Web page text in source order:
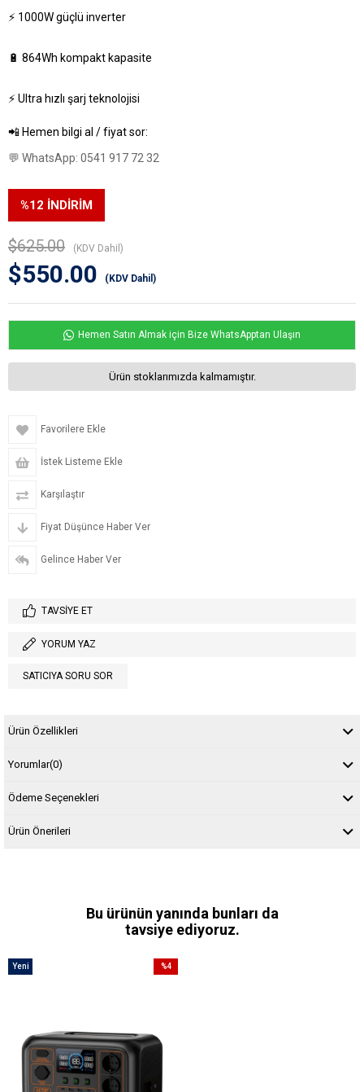
⚡ 1000W güçlü inverter
🔋 864Wh kompakt kapasite
⚡Ultra hızlı şarj teknolojisi
📲 Hemen bilgi al / fiyat sor:
💬 WhatsApp: 0541 917 72 32
%12 İNDIRIM
$625.00 (KDV Dahil)
$550.00 (KDV Dahil)
Hemen Satın Almak için Bize WhatsApptan Ulaşın
Ürün stoklarımızda kalmamıştır.
Favorilere Ekle
İstek Listeme Ekle
Karşılaştır
Fiyat Düşünce Haber Ver
Gelince Haber Ver
TAVSIYE ET
YORUM YAZ
SATICIYA SORU SOR
Ürün Özellikleri
Yorumlar(0)
Ödeme Seçenekleri
Ürün Önerileri
Bu ürünün yanında bunları da
tavsiye ediyoruz.
%4
Yeni